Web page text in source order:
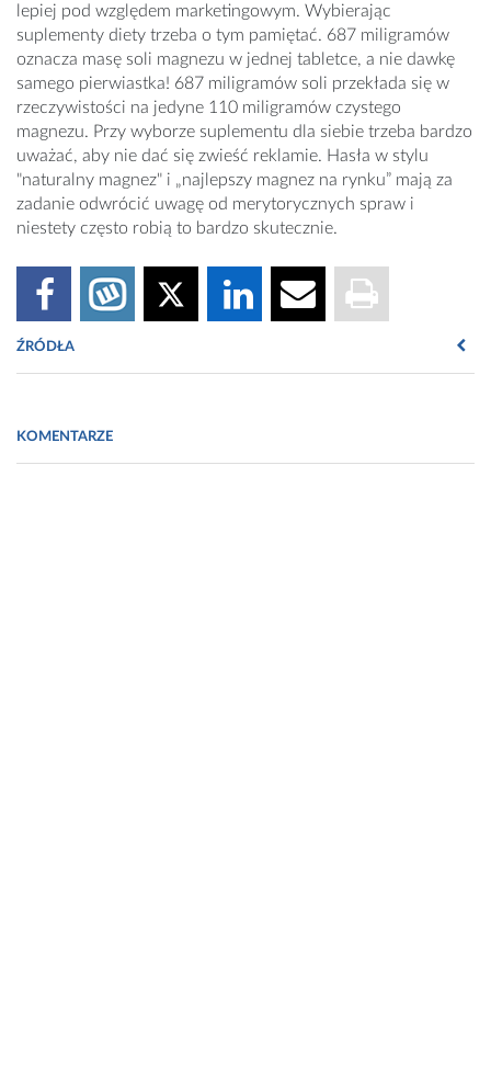
lepiej pod względem marketingowym. Wybierając
suplementy diety trzeba o tym pamiętać. 687 miligramów
oznacza masę soli magnezu w jednej tabletce, a nie dawkę
samego pierwiastka! 687 miligramów soli przekłada się w
rzeczywistości na jedyne 110 miligramów czystego
magnezu. Przy wyborze suplementu dla siebie trzeba bardzo
uważać, aby nie dać się zwieść reklamie. Hasła w stylu
"naturalny magnez" i „najlepszy magnez na rynku” mają za
zadanie odwrócić uwagę od merytorycznych spraw i
niestety często robią to bardzo skutecznie.
ŹRÓDŁA
pdfs/Bioavailability-and-Pharmacokinetics-of-Mg-After-
KOMENTARZE